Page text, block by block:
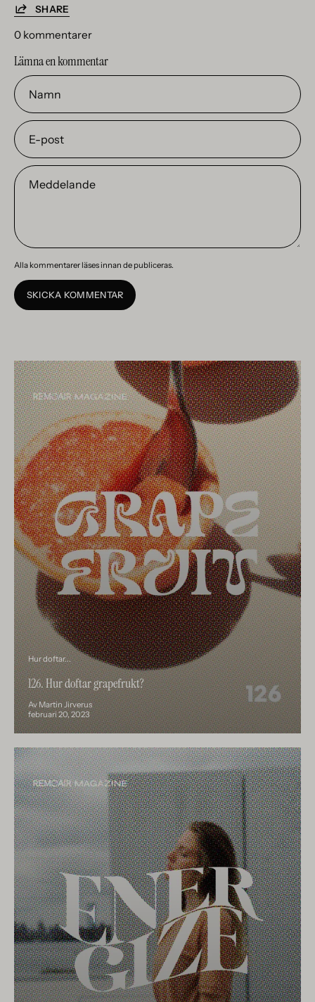
SHARE
0 kommentarer
Lämna en kommentar
Namn
E-
post
Meddelande
Alla kommentarer läses innan de publiceras.
SKICKA KOMMENTAR
Hur doftar...
126. Hur doftar grapefrukt?
Av Martin Jirverus
februari 20, 2023